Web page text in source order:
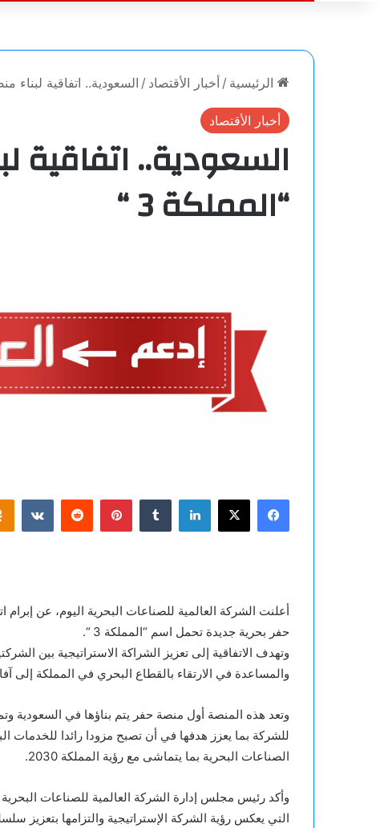
الرئيسية / أخبار الأقتصاد / السعودية.. اتفاقية لبناء
أخبار الأقتصاد
السعودية.. اتفاقية
“المملكة 3 “
فيسبوك
‫X لينكدإن بينتيريست
أعلنت الشركة العالمية للصناعات البحرية اليوم، عن
حفر بحرية جديدة تحمل اسم “المملكة 3 “.
وتهدف الاتفاقية إلى تعزيز الشراكة الاستراتيجية بين
والمساعدة في الارتقاء بالقطاع البحري في المملكة إلى
وتعد هذه المنصة أول منصة حفر يتم بناؤها في السعودية
للشركة بما يعزز هدفها في أن تصبح مزودا رائدا للخدمات
الصناعات البحرية بما يتماشى مع رؤية المملكة 2030.
التي يعكس رؤية الشركة الإستراتيجية والتزامها بتعزيز